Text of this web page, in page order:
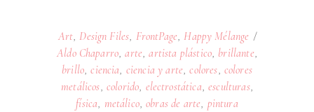
Art Design Files FrontPage Happy Mélange
Aldo Chaparro ,arte ,artista plástico brillante
brillo ,ciencia ciencia y arte ,colores colores
metálicos colorido electrostática ,esculturas,
física metálico,obras de arte pintura